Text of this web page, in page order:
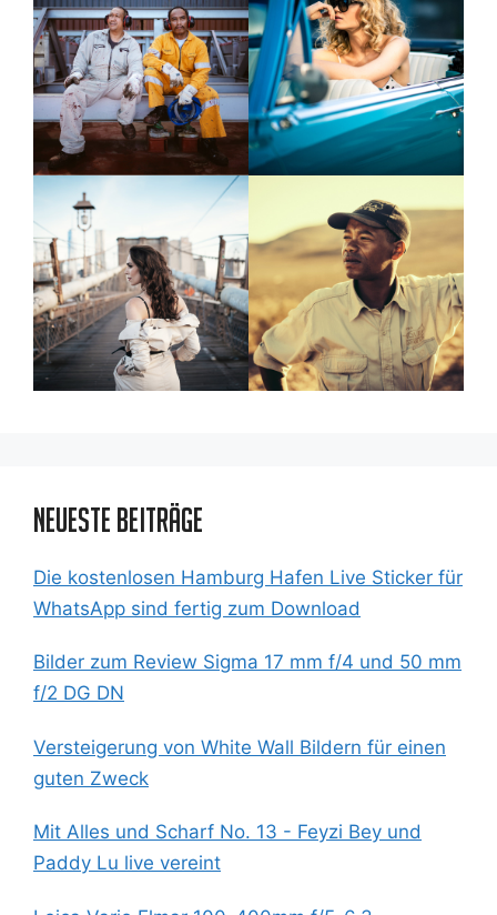
Neueste Beiträge
Die kostenlosen Hamburg Hafen Live Sticker für
WhatsApp sind fertig zum Download
Bilder zum Review Sigma 17 mm f/4 und 50 mm
f/2 DG DN
Versteigerung von White Wall Bildern für einen
guten Zweck
Mit Alles und Scharf No. 13 - Feyzi Bey und
Paddy Lu live vereint